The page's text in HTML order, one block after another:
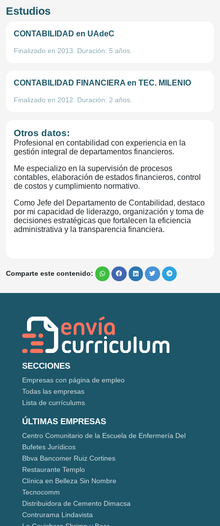
Estudios
CONTABILIDAD en UAdeC
Finalizado en 2013. Duración: 5 años.
CONTABILIDAD FINANCIERA en TEC. MILENIO
Finalizado en 2012. Duración: 2 años.
Otros datos:
Profesional en contabilidad con experiencia en la
gestión integral de departamentos financieros.
Me especializo en la supervisión de procesos
contables, elaboración de estados financieros, control
de costos y cumplimiento normativo.
Como Jefe del Departamento de Contabilidad, destaco
por mi capacidad de liderazgo, organización y toma de
decisiones estratégicas que fortalecen la eficiencia
administrativa y la transparencia financiera.
Comparte este contenido:
SECCIONES
Empresas con página de empleo
Todas las empresas
Lista de currículums
ÚLTIMAS EMPRESAS
Centro Comunitario de la Escuela de Enfermería Del
Bufetes Jurídicos
Bbva Bancomer Ruiz Cortines
Restaurante Templo
Clínica en Belleza Sin Nombre
Tecnocomm
Distribuidora de Cemento Dimacsa
Contrurama Lindavista